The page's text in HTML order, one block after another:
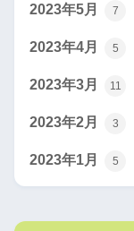
2023年5月 7
2023年4月 5
2023年3月 11
2023年2月 3
2023年1月 5